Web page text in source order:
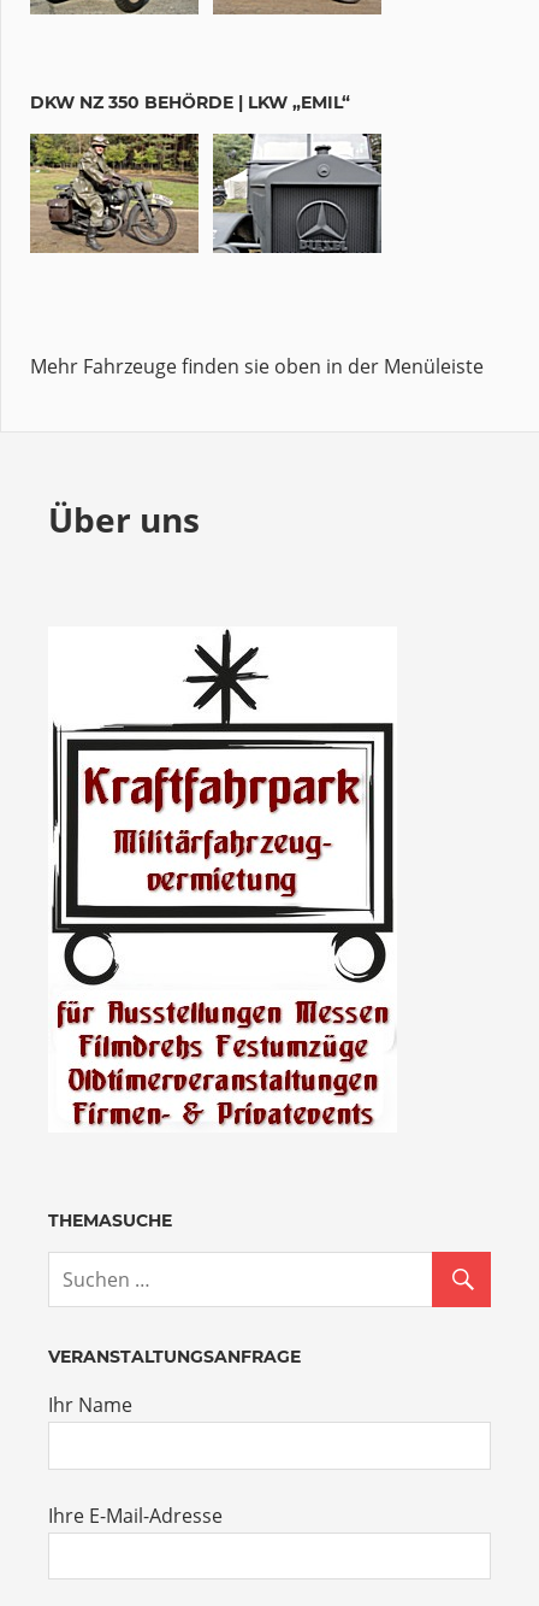
DKW NZ 350 BEHÖRDE | LKW „EMIL“
Mehr Fahrzeuge finden sie oben in der Menüleiste
Über uns
THEMASUCHE
VERANSTALTUNGSANFRAGE
Ihr Name
Ihre E-Mail-Adresse